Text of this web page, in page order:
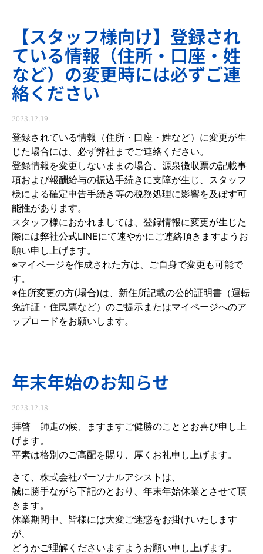
【スタッフ様向け】登録され
ている情報（住所・口座・姓
など）の変更時には必ずご連
絡ください
2023.12.19
登録されている情報（住所・口座・姓など）に変更が生
じた場合には、必ず弊社までご連絡ください。
登録情報を変更しないままの場合、源泉徴収票の記載事
項および報酬給与の振込手続きに支障が生じ、スタッフ
様による確定申告手続き等の税務処理に影響を及ぼす可
能性があります。
スタッフ様におかれましては、登録情報に変更が生じた
際には弊社公式LINEにて速やかにご連絡頂きますようお
願い申し上げます。
※マイページを作成された方は、ご自身で変更も可能で
す。
※住所変更の方(場合)は、新住所記載の公的証明書（運転
免許証・住民票など）のご提示またはマイページへのア
ップロードをお願いします。
年末年始のお知らせ
2023.12.18
拝啓 師走の候、ますますご健勝のこととお喜び申し上
げます。
平素は格別のご高配を賜り、厚くお礼申し上げます。
さて、株式会社パーソナルアシストは、
誠に勝手ながら下記のとおり、年末年始休業とさせて頂
きます。
休業期間中、皆様には大変ご迷惑をお掛けいたします
が、
どうかご理解くださいますようお願い申し上げます。